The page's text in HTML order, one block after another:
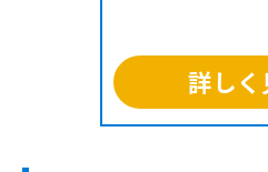
詳しく